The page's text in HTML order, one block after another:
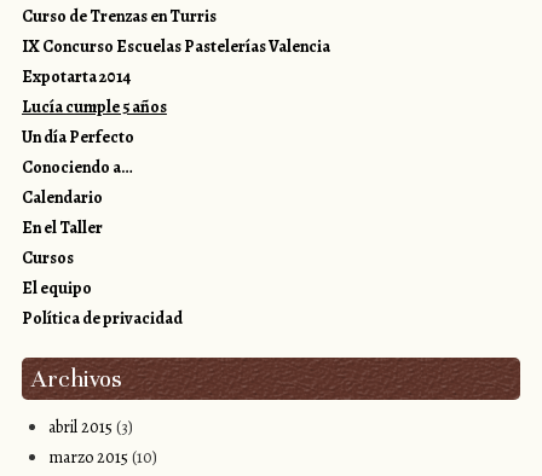
Curso de Trenzas en Turris
IX Concurso Escuelas Pastelerías Valencia
Expotarta 2014
Lucía cumple 5 años
Un día Perfecto
Conociendo a…
Calendario
En el Taller
Cursos
El equipo
Política de privacidad
Archivos
abril 2015 (3)
marzo 2015 (10)